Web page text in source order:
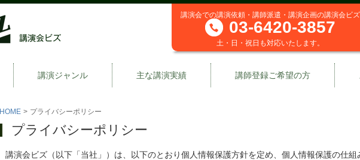
講演会での講演依頼・講師派遣・講演企画の講演会ビズ
03-6420-3857
土・日・祝日も対応いたします。
講演ジャンル 主な講演実績 講師登録ご希望の方
HOME > プライバシーポリシー
プライバシーポリシー
講演会ビズ（以下「当社」）は、以下のとおり個人情報保護方針を定め、個人情報保護の仕組